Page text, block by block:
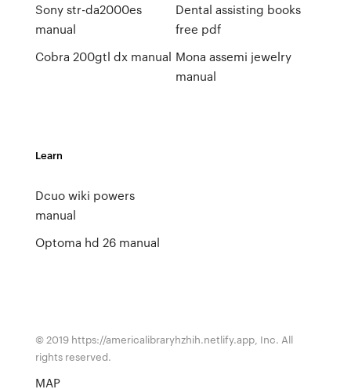
Sony str-da2000es
manual
Cobra 200gtl dx manual
Dental assisting books
free pdf
Mona assemi jewelry
manual
Learn
Dcuo wiki powers
manual
Optoma hd 26 manual
© 2019 https://americalibraryhzhih.netlify.app, Inc. All
rights reserved.
MAP